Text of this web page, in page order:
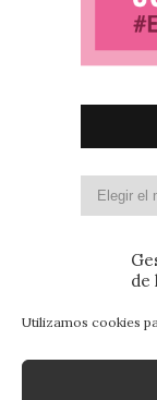
de
Utilizamos cookies